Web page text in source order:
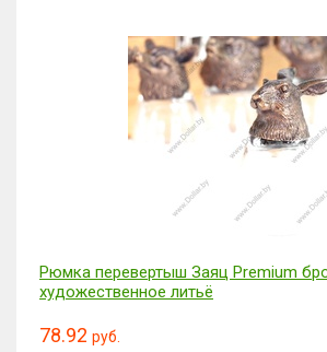
Рюмка перевертыш Заяц Premium
художественное литьё
78.92 руб.